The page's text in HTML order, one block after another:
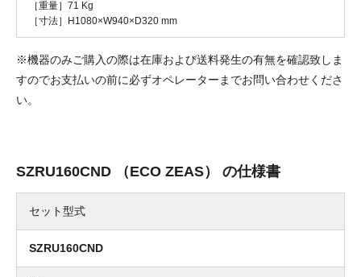
［重量］71 Kg
［寸法］H1080×W940×D320 mm
※機器のみご購入の際は在庫および送料発生の有無を確認致しま
すのでお支払いの前に必ずオペレーターまでお問い合わせくださ
い。
SZRU160CND （ECO ZEAS） の仕様書
セット型式
SZRU160CND